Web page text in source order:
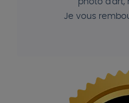
photo d'art,
Je vous